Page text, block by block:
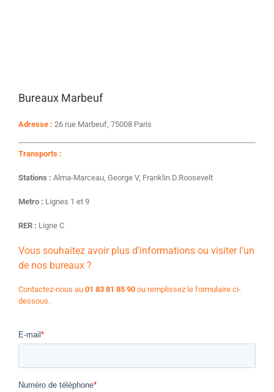
Bureaux Marbeuf
Adresse : 26 rue Marbeuf, 75008 Paris
Transports :
Stations : Alma-Marceau, George V, Franklin D.Roosevelt
Metro : Lignes 1 et 9
RER : Ligne C
Vous souhaitez avoir plus d’informations ou visiter l’un
de nos bureaux ?
Contactez-nous au 01 83 81 85 90 ou remplissez le formulaire ci-
dessous.